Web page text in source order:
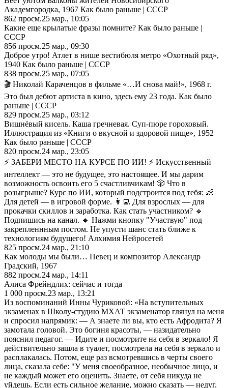
Академгородка, 1967 Как было раньше | СССР
862 просм.25 мар., 10:05
Какие еще крылатые фразы помните? Как было раньше |
СССР
856 просм.25 мар., 09:30
Доброе утро! Атлет в нише вестибюля метро «Охотный ряд»,
1940 Как было раньше | СССР
838 просм.25 мар., 07:05
🎬 Николай Караченцов в фильме «…И снова май!», 1968 г.
Это был дебют артиста в кино, здесь ему 23 года. Как было
раньше | СССР
829 просм.25 мар., 03:12
Вишнёвый кисель. Каша гречневая. Суп-пюре гороховый.
Иллюстрация из «Книги о вкусной и здоровой пище», 1952
Как было раньше | СССР
820 просм.24 мар., 23:05
⚡️ ЗАБЕРИ МЕСТО НА КУРСЕ ПО ИИ! ⚡️ Искусственный
интеллект — это не будущее, это настоящее. И мы дарим
возможность освоить его 5 счастливчикам! 🎲 Что в
розыгрыше? Курс по ИИ, который подстроится под тебя: 👶
Для детей — в игровой форме. 👩‍💻 Для взрослых — для
прокачки скиллов и заработка. Как стать участником? 🔹
Подпишись на канал. 🔹 Нажми кнопку "Участвую" под
закрепленнным постом. Не упусти шанс стать ближе к
технологиям будущего! Алхимия Нейросетей
825 просм.24 мар., 21:10
Как молоды мы были… Певец и композитор Александр
Градский, 1967
882 просм.24 мар., 14:11
Алиса Фрейндлих: сейчас и тогда
1 000 просм.23 мар., 13:21
Из воспоминаний Инны Чуриковой: «На вступительных
экзаменах в Школу-студию МХАТ экзаменатор глянул на меня
и спросил напрямик: — А знаете ли вы, кто есть Афродита? Я
замотала головой. Это богиня красоты, — назидательно
пояснил педагог. — Идите и посмотрите на себя в зеркало! Я
действительно зашла в туалет, посмотрела на себя в зеркало и
расплакалась. Потом, еще раз всмотревшись в черты своего
лица, сказала себе: "У меня своеобразное, необычное лицо, и
не каждый может его оценить. Знаете, от себя никуда не
уйдешь. Если есть сильное желание, можно сказать — недуг,